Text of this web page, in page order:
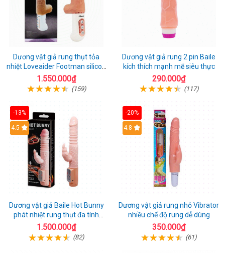
Dương vật giả rung thụt tỏa
nhiệt Loveaider Footman silicon
an toàn
1.550.000₫
(159)
Dương vật giả rung 2 pin Baile
kích thích mạnh mẽ siêu thực
290.000₫
(117)
-13%
Hot
4.5
Dương vật giả Baile Hot Bunny
phát nhiệt rung thụt đa tính
năng sạc điện
1.500.000₫
(82)
-20%
Hot
4.8
Dương vật giả rung nhỏ Vibrator
nhiều chế độ rung dễ dùng
350.000₫
(61)